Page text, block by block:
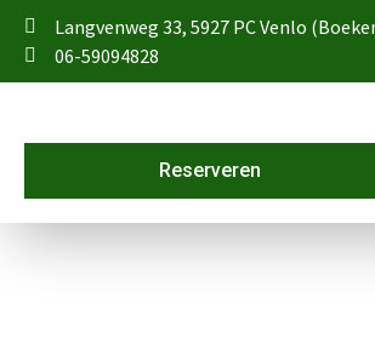
Langvenweg 33, 5927 PC Venlo
06-59094828
Reserveren